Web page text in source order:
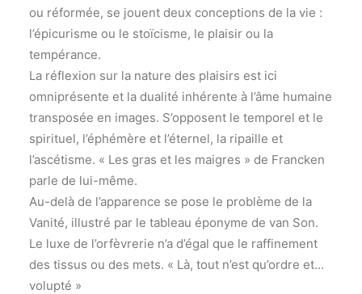
ou réformée, se jouent deux conceptions de la vie :
l’épicurisme ou le stoïcisme, le plaisir ou la
tempérance.
La réflexion sur la nature des plaisirs est ici
omniprésente et la dualité inhérente à l’âme humaine
transposée en images. S’opposent le temporel et le
spirituel, l’éphémère et l’éternel, la ripaille et
l’ascétisme. « Les gras et les maigres » de Francken
parle de lui-même.
Au-delà de l’apparence se pose le problème de la
Vanité, illustré par le tableau éponyme de van Son.
Le luxe de l’orfèvrerie n’a d’égal que le raffinement
des tissus ou des mets. « Là, tout n’est qu’ordre et…
volupté »